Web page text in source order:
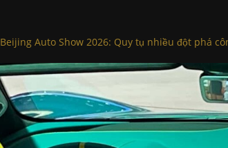
Beijing Auto Show 2026: Quy tụ nhiều đột phá